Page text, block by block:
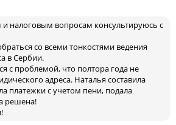
налоговым вопросам консультируюсь с
со всеми тонкостями ведения
в Сербии.
с проблемой, что полтора года не
адреса. Наталья составила
платежки с учетом пени, подала
решена!